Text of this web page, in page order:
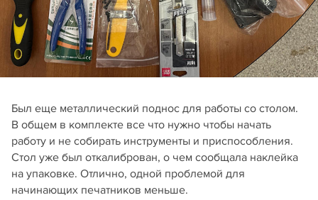
Был еще металлический поднос для работы со столом.
В общем в комплекте все что нужно чтобы начать
работу и не собирать инструменты и приспособления.
Стол уже был откалиброван, о чем сообщала наклейка
на упаковке. Отлично, одной проблемой для
начинающих печатников меньше.